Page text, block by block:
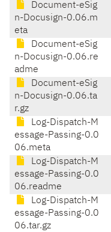
Document-eSig
n-Docusign-0.06.m
eta
Document-eSig
n-Docusign-0.06.re
adme
Document-eSig
n-Docusign-0.06.ta
r.gz
Log-Dispatch-M
essage-Passing-0.0
06.meta
Log-Dispatch-M
essage-Passing-0.0
06.readme
Log-Dispatch-M
essage-Passing-0.0
06.tar.gz